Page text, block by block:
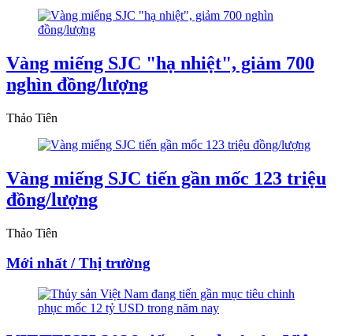
Vàng miếng SJC "hạ nhiệt", giảm 700
nghìn đồng/lượng
Thảo Tiên
Vàng miếng SJC tiến gần mốc 123 triệu
đồng/lượng
Thảo Tiên
Mới nhất / Thị trường